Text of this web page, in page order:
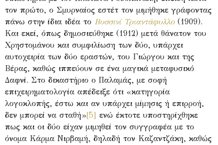
τον πρώτο, ο Σμυρναίος εστέτ τον μιμήθηκε γράφοντας
πάνω στην ίδια ιδέα το Βυσσινί Τριαντάφυλλο(1909).
Και εκεί, όπως δημοσιεύθηκε (1912) μετά θάνατον του
Χρηστομάνου και συμφιλίωση των δύο, υπάρχει
αυτοχειρία των δύο εραστών, του Γιώργου και της
Βέρας, καθώς ιππεύουν σε ένα μαγικά μεταφυσικό
Δαφνί. Στο δικαστήριο ο Παλαμάς, με σοφή
επιχειρηματολογία απέδειξε ότι «κατηγορία
λογοκλοπής, έστω και αν υπάρχει μίμησις ή επιρροή,
δεν μπορεί να σταθή»[5] ενώ έκτοτε υποστηρίχθηκε
πως και οι δύο είχαν μιμηθεί τον συγγραφέα με το
όνομα Κάρμα Νιρβαμή, δηλαδή τον Καζαντζάκη, καθώς